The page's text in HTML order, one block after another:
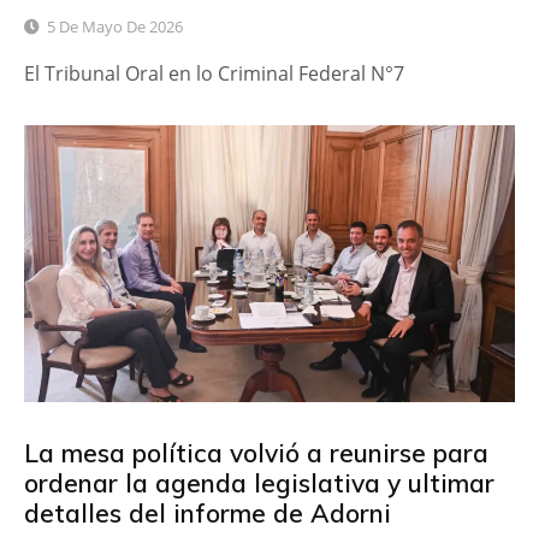
5 De Mayo De 2026
El Tribunal Oral en lo Criminal Federal N°7
La mesa política volvió a reunirse para
ordenar la agenda legislativa y ultimar
detalles del informe de Adorni